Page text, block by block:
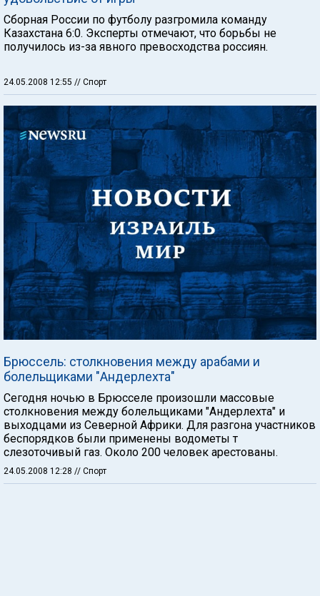
Сборная России по футболу разгромила команду
Казахстана 6:0. Эксперты отмечают, что борьбы не
получилось из-за явного превосходства россиян.
24.05.2008 12:55 // Спорт
Брюссель: столкновения между арабами и
болельщиками "Андерлехта"
Сегодня ночью в Брюсселе произошли массовые
столкновения между болельщиками "Андерлехта" и
выходцами из Северной Африки. Для разгона участников
беспорядков были применены водометы т
слезоточивый газ. Около 200 человек арестованы.
24.05.2008 12:28 // Спорт